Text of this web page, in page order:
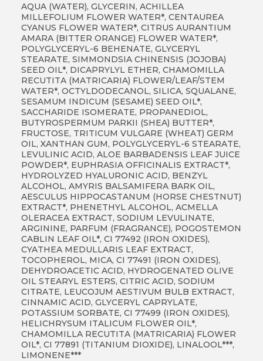
AQUA (WATER), GLYCERIN, ACHILLEA
MILLEFOLIUM FLOWER WATER*, CENTAUREA
CYANUS FLOWER WATER*, CITRUS AURANTIUM
AMARA (BITTER ORANGE) FLOWER WATER*,
POLYGLYCERYL-6 BEHENATE, GLYCERYL
STEARATE, SIMMONDSIA CHINENSIS (JOJOBA)
SEED OIL*, DICAPRYLYL ETHER, CHAMOMILLA
RECUTITA (MATRICARIA) FLOWER/LEAF/STEM
WATER*, OCTYLDODECANOL, SILICA, SQUALANE,
SESAMUM INDICUM (SESAME) SEED OIL*,
SACCHARIDE ISOMERATE, PROPANEDIOL,
BUTYROSPERMUM PARKII (SHEA) BUTTER*,
FRUCTOSE, TRITICUM VULGARE (WHEAT) GERM
OIL, XANTHAN GUM, POLYGLYCERYL-6 STEARATE,
LEVULINIC ACID, ALOE BARBADENSIS LEAF JUICE
POWDER*, EUPHRASIA OFFICINALIS EXTRACT*,
HYDROLYZED HYALURONIC ACID, BENZYL
ALCOHOL, AMYRIS BALSAMIFERA BARK OIL,
AESCULUS HIPPOCASTANUM (HORSE CHESTNUT)
EXTRACT*, PHENETHYL ALCOHOL, ACMELLA
OLERACEA EXTRACT, SODIUM LEVULINATE,
ARGININE, PARFUM (FRAGRANCE), POGOSTEMON
CABLIN LEAF OIL*, CI 77492 (IRON OXIDES),
CYATHEA MEDULLARIS LEAF EXTRACT,
TOCOPHEROL, MICA, CI 77491 (IRON OXIDES),
DEHYDROACETIC ACID, HYDROGENATED OLIVE
OIL STEARYL ESTERS, CITRIC ACID, SODIUM
CITRATE, LEUCOJUM AESTIVUM BULB EXTRACT,
CINNAMIC ACID, GLYCERYL CAPRYLATE,
POTASSIUM SORBATE, CI 77499 (IRON OXIDES),
HELICHRYSUM ITALICUM FLOWER OIL*,
CHAMOMILLA RECUTITA (MATRICARIA) FLOWER
OIL*, CI 77891 (TITANIUM DIOXIDE), LINALOOL***,
LIMONENE***